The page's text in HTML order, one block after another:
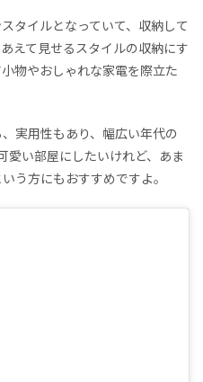
タイルとなっていて、収納して
えて見せるスタイルの収納にす
物やおしゃれな家電を際立た
実用性もあり、幅広い年代の
い部屋にしたいけれど、あま
う方にもおすすめですよ。